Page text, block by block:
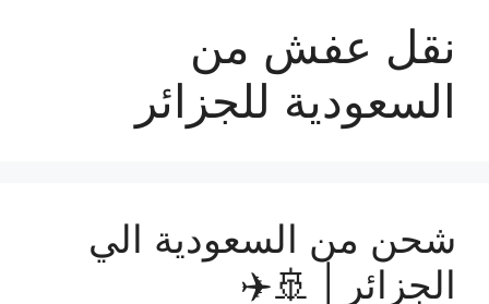
نقل عفش من
السعودية للجزائر
شحن من السعودية الي
الجزائر | 🚢✈️